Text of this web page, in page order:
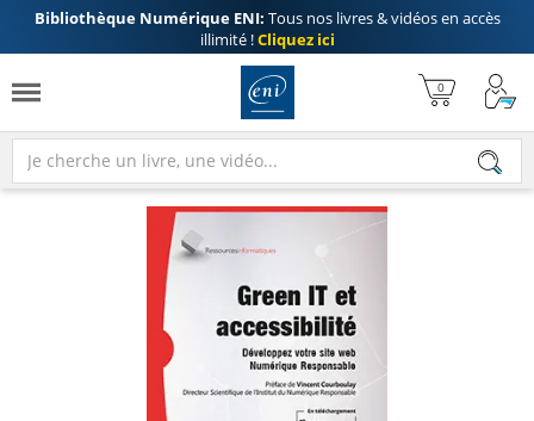
Bibliothèque Numérique ENI: Tous nos livres & vidéos en accès
illimité !Cliquez ici